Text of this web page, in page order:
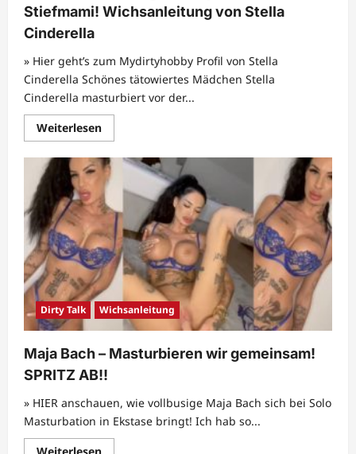
Stiefmami! Wichsanleitung von Stella
Cinderella
» Hier geht’s zum Mydirtyhobby Profil von Stella
Cinderella Schönes tätowiertes Mädchen Stella
Cinderella masturbiert vor der...
WeiterlesenMehr
Informationen
Sei
ein
braver
Junge
und
spritz
für
Stiefmami!
Wichsanleitung
von
Stella
Cinderella
Dirty Talk Wichsanleitung
Maja Bach – Masturbieren wir gemeinsam!
SPRITZ AB!!
» HIER anschauen, wie vollbusige Maja Bach sich bei Solo
Masturbation in Ekstase bringt! Ich hab so...
WeiterlesenMehr